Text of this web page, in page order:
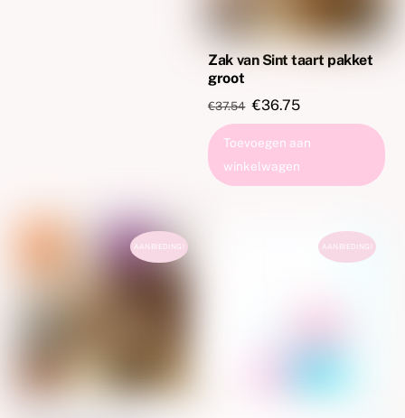
Zak van Sint taart pakket
groot
€37.54 Oorspronkelijke
prijs
was:
€37.54.
€36.75Huidige
prijs
is:
Toevoegen aan
winkelwagen
AANBIEDING! AANBIEDING!